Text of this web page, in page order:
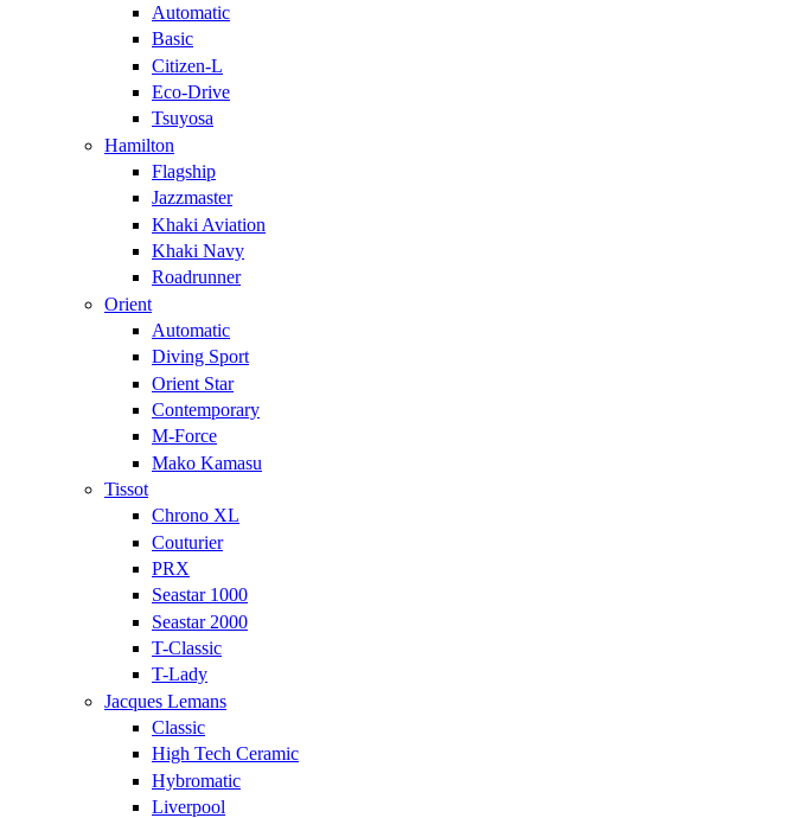
Automatic
Basic
Citizen-L
Eco-Drive
Tsuyosa
Hamilton
Flagship
Jazzmaster
Khaki Aviation
Khaki Navy
Roadrunner
Orient
Automatic
Diving Sport
Orient Star
Contemporary
M-Force
Mako Kamasu
Tissot
Chrono XL
Couturier
PRX
Seastar 1000
Seastar 2000
T-Classic
T-Lady
Jacques Lemans
Classic
High Tech Ceramic
Hybromatic
Liverpool